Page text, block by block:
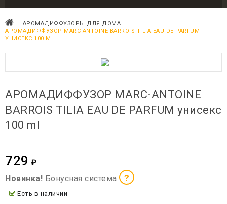
АРОМАДИФФУЗОРЫ ДЛЯ ДОМА
АРОМАДИФФУЗОР MARC-ANTOINE BARROIS TILIA EAU DE PARFUM
УНИСЕКС 100 ML
АРОМАДИФФУЗОР MARC-ANTOINE
BARROIS TILIA EAU DE PARFUM унисекс
100 ml
729 ₽
Новинка! Бонусная система ?
Есть в наличии